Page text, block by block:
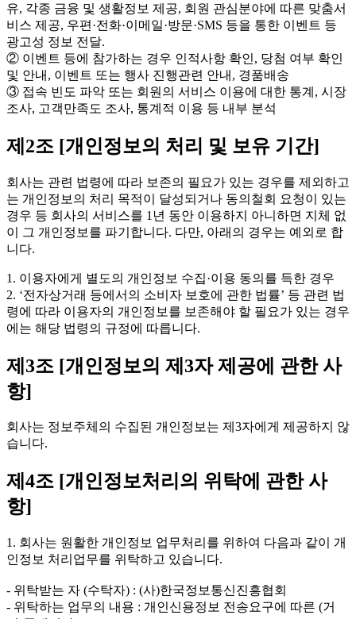
유, 각종 금융 및 생활정보 제공, 회원 관심분야에 따른 맞춤서
비스 제공, 우편·전화·이메일·방문·SMS 등을 통한 이벤트 등
광고성 정보 전달.
② 이벤트 등에 참가하는 경우 인적사항 확인, 당첨 여부 확인
및 안내, 이벤트 또는 행사 진행관련 안내, 경품배송
③ 접속 빈도 파악 또는 회원의 서비스 이용에 대한 통계, 시장
조사, 고객만족도 조사, 통계적 이용 등 내부 분석
제2조 [개인정보의 처리 및 보유 기간]
회사는 관련 법령에 따라 보존의 필요가 있는 경우를 제외하고
는 개인정보의 처리 목적이 달성되거나 동의철회 요청이 있는
경우 등 회사의 서비스를 1년 동안 이용하지 아니하면 지체 없
이 그 개인정보를 파기합니다. 다만, 아래의 경우는 예외로 합
니다.
1. 이용자에게 별도의 개인정보 수집·이용 동의를 득한 경우
2. ‘전자상거래 등에서의 소비자 보호에 관한 법률’ 등 관련 법
령에 따라 이용자의 개인정보를 보존해야 할 필요가 있는 경우
에는 해당 법령의 규정에 따릅니다.
제3조 [개인정보의 제3자 제공에 관한 사
항]
회사는 정보주체의 수집된 개인정보는 제3자에게 제공하지 않
습니다.
제4조 [개인정보처리의 위탁에 관한 사
항]
1. 회사는 원활한 개인정보 업무처리를 위하여 다음과 같이 개
인정보 처리업무를 위탁하고 있습니다.
- 위탁받는 자 (수탁자) : (사)한국정보통신진흥협회
- 위탁하는 업무의 내용 : 개인신용정보 전송요구에 따른 (거